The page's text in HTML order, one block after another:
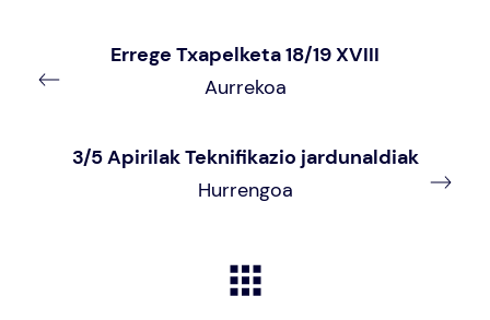
Errege Txapelketa 18/19 XVIII
Aurrekoa
3/5 Apirilak Teknifikazio jardunaldiak
Hurrengoa